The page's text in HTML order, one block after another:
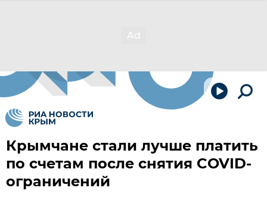
Крымчане стали лучше платить
по счетам после снятия COVID-
ограничений